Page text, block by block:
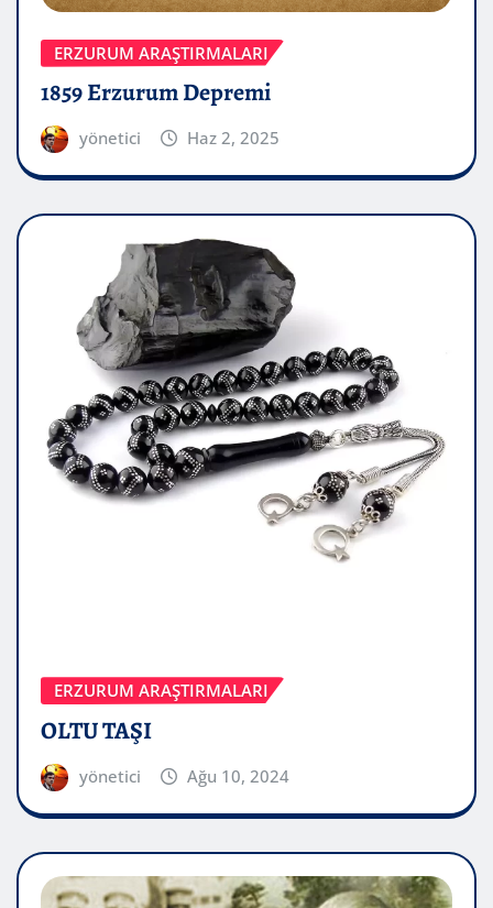
ERZURUM ARAŞTIRMALARI
1859 Erzurum Depremi
yönetici Haz 2, 2025
ERZURUM ARAŞTIRMALARI
OLTU TAŞI
yönetici Ağu 10, 2024